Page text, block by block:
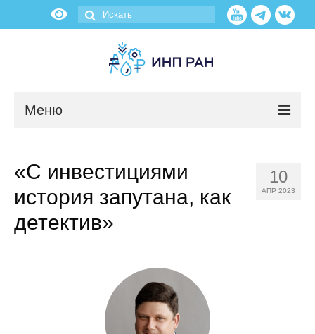
Меню
Об институте
Администрация
Сотрудники
10
АПР 2023
«С инвестициями
история запутана, как
детектив»